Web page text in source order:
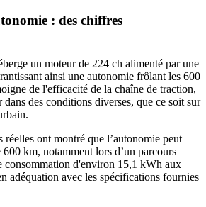
: des chiffres
un moteur de 224 ch alimenté par une
ainsi une autonomie frôlant les 600
de l'efficacité de la chaîne de traction,
des conditions diverses, que ce soit sur
réelles ont montré que l’autonomie peut
km, notamment lors d’un parcours
consommation d'environ 15,1 kWh aux
adéquation avec les spécifications fournies